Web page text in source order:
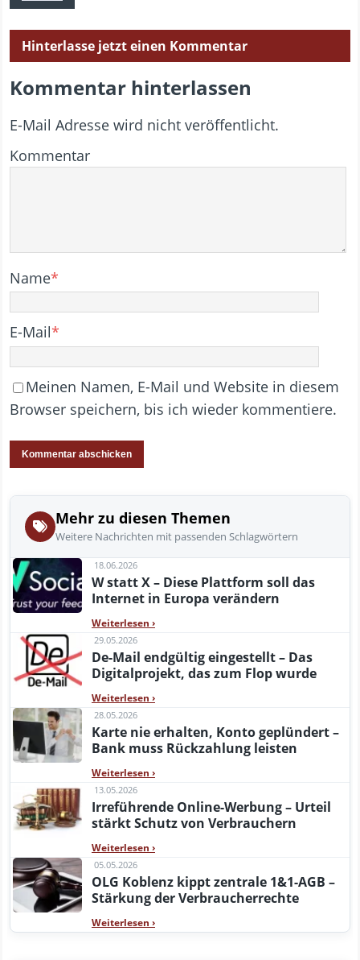
Hinterlasse jetzt einen Kommentar
Kommentar hinterlassen
E-Mail Adresse wird nicht veröffentlicht.
Kommentar
Name*
E-Mail*
Meinen Namen, E-Mail und Website in diesem
Browser speichern, bis ich wieder kommentiere.
Mehr zu diesen Themen
Weitere Nachrichten mit passenden Schlagwörtern
18.06.2026
W statt X – Diese Plattform soll das
Internet in Europa verändern
Weiterlesen ›
29.05.2026
De-Mail endgültig eingestellt – Das
Digitalprojekt, das zum Flop wurde
Weiterlesen ›
28.05.2026
Karte nie erhalten, Konto geplündert –
Bank muss Rückzahlung leisten
Weiterlesen ›
13.05.2026
Irreführende Online-Werbung – Urteil
stärkt Schutz von Verbrauchern
Weiterlesen ›
05.05.2026
OLG Koblenz kippt zentrale 1&1-AGB –
Stärkung der Verbraucherrechte
Weiterlesen ›